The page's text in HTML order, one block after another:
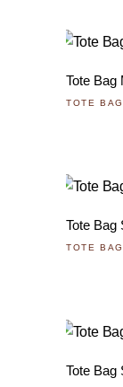
Tote Bag
TOTE BAG
Tote Bag
TOTE BAG
Tote Bag